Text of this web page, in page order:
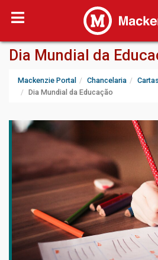
Dia Mundial da
Mackenzie Portal Chancelaria
Dia Mundial da Educação